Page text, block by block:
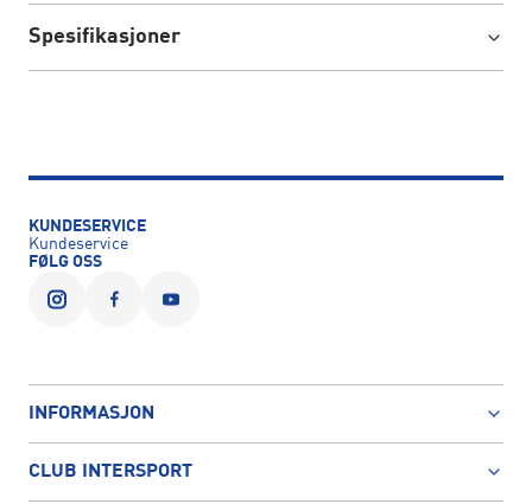
Spesifikasjoner
KUNDESERVICE
Kundeservice
FØLG OSS
INFORMASJON
CLUB INTERSPORT